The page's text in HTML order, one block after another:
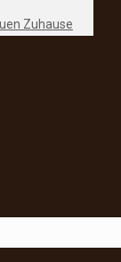
Zuhause